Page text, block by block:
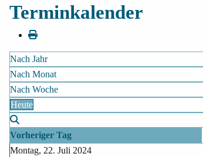
Terminkalender
Nach Jahr
Nach Monat
Nach Woche
Heute
Vorheriger Tag
Montag, 22. Juli 2024